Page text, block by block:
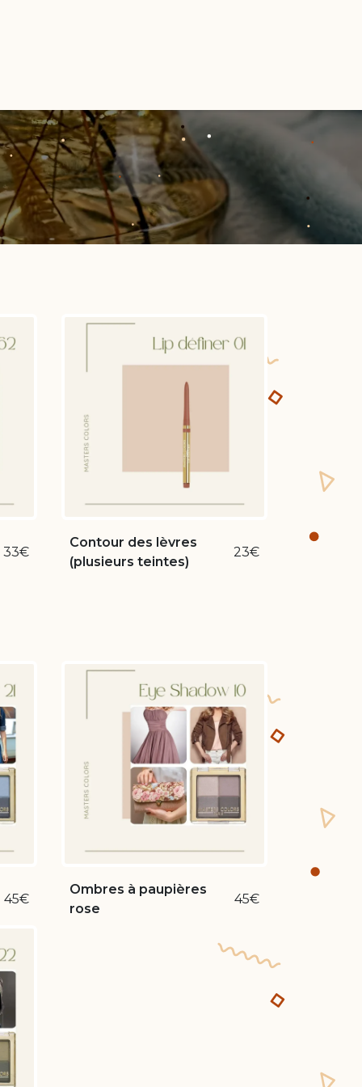
33€
Contour des lèvres
(plusieurs teintes)
23€
45€
Ombres à paupières
rose
45€